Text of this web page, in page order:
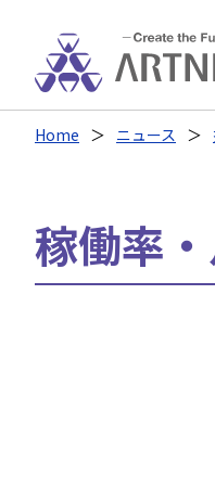
Home ニュース
稼働率